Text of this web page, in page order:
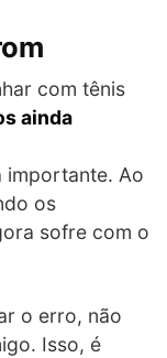
com tênis
ainda
importante. Ao
os
sofre com o
o erro, não
Isso, é